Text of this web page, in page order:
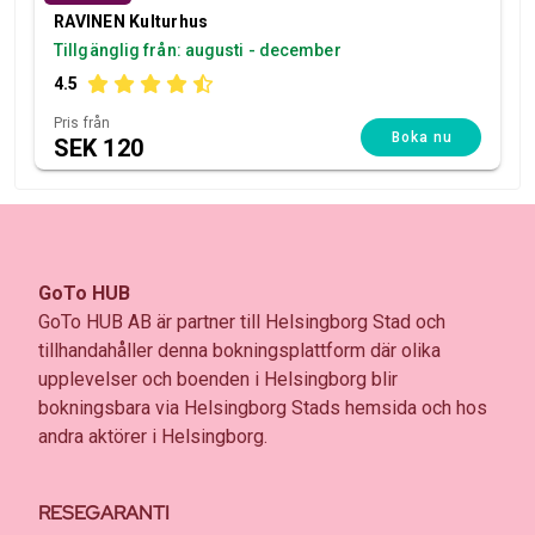
RAVINEN Kulturhus
Tillgänglig från: augusti - december
4.5
Pris från
SEK 120 Boka nu
GoTo HUB
GoTo HUB AB är partner till Helsingborg Stad och
tillhandahåller denna bokningsplattform där olika
upplevelser och boenden i Helsingborg blir
bokningsbara via Helsingborg Stads hemsida och hos
andra aktörer i Helsingborg.
RESEGARANTI